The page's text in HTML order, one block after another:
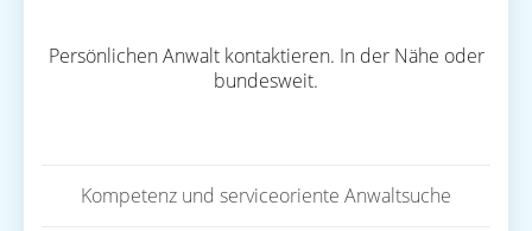
Persönlichen Anwalt kontaktieren. In der Nähe oder
bundesweit.
Kompetenz und serviceoriente Anwaltsuche